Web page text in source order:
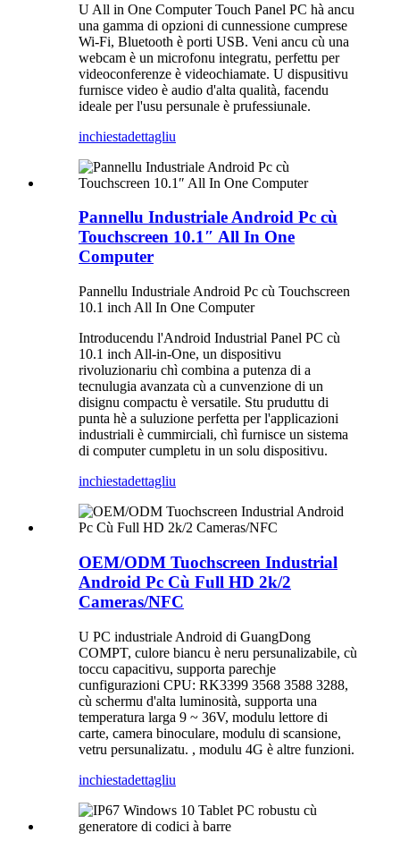
U All in One Computer Touch Panel PC hà ancu
una gamma di opzioni di cunnessione cumprese
Wi-Fi, Bluetooth è porti USB. Veni ancu cù una
webcam è un microfonu integratu, perfettu per
videoconferenze è videochiamate. U dispusitivu
furnisce video è audio d'alta qualità, facendu
ideale per l'usu persunale è prufessiunale.
inchiestadettagliu
Pannellu Industriale Android Pc cù
Touchscreen 10.1″ All In One
Computer
Pannellu Industriale Android Pc cù Touchscreen
10.1 inch All In One Computer
Introducendu l'Android Industrial Panel PC cù
10.1 inch All-in-One, un dispositivu
rivoluzionariu chì combina a putenza di a
tecnulugia avanzata cù a cunvenzione di un
disignu compactu è versatile. Stu pruduttu di
punta hè a suluzione perfetta per l'applicazioni
industriali è cummirciali, chì furnisce un sistema
di computer cumpletu in un solu dispositivu.
inchiestadettagliu
OEM/ODM Tuochscreen Industrial
Android Pc Cù Full HD 2k/2
Cameras/NFC
U PC industriale Android di GuangDong
COMPT, culore biancu è neru persunalizabile, cù
toccu capacitivu, supporta parechje
cunfigurazioni CPU: RK3399 3568 3588 3288,
cù schermu d'alta luminosità, supporta una
temperatura larga 9 ~ 36V, modulu lettore di
carte, camera binoculare, modulu di scansione,
vetru persunalizatu. , modulu 4G è altre funzioni.
inchiestadettagliu